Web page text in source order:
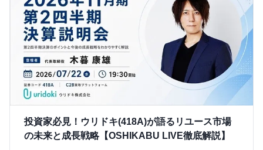
投資家必見！ウリドキ(418A)が語るリユース市場
の未来と成長戦略【OSHIKABU LIVE徹底解説】